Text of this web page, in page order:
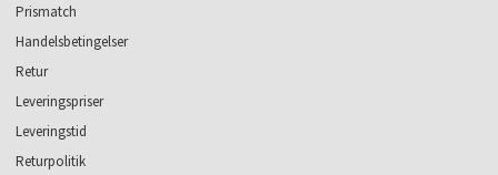
Prismatch
Handelsbetingelser
Retur
Leveringspriser
Leveringstid
Returpolitik